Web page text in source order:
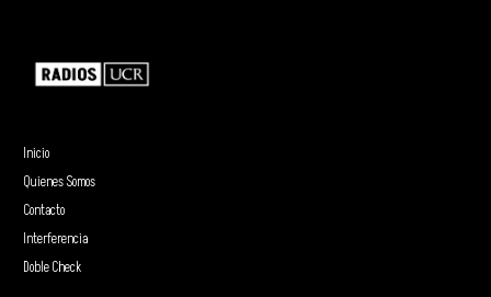
Inicio
Quienes Somos
Contacto
Interferencia
Doble Check